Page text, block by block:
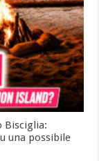
Bisciglia:
una possibile